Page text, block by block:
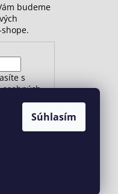
Súhlasím
budeme
s